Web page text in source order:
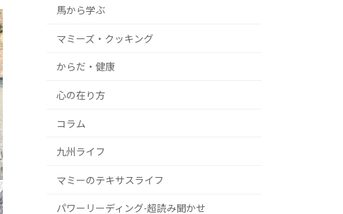
馬から学ぶ
マミーズ・クッキング
からだ・健康
心の在り方
コラム
九州ライフ
マミーのテキサスライフ
パワーリーディング-超読み聞かせ